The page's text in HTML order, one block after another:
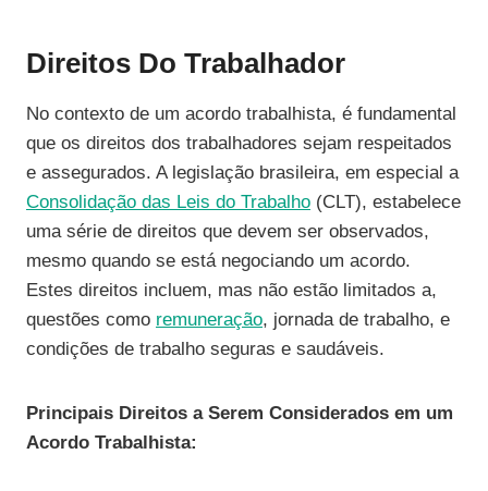
Direitos Do Trabalhador
No contexto de um acordo trabalhista, é fundamental
que os direitos dos trabalhadores sejam respeitados
e assegurados. A legislação brasileira, em especial a
Consolidação das Leis do Trabalho (CLT), estabelece
uma série de direitos que devem ser observados,
mesmo quando se está negociando um acordo.
Estes direitos incluem, mas não estão limitados a,
questões como remuneração, jornada de trabalho, e
condições de trabalho seguras e saudáveis.
Principais Direitos a Serem Considerados em um
Acordo Trabalhista: